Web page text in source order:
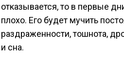
отказывается, то в первые
плохо. Его будет мучить
раздраженности, тошнота,
и сна.